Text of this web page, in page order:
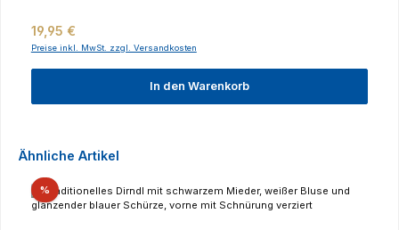
Regulärer Preis:
19,95 €
Preise inkl. MwSt. zzgl. Versandkosten
In den Warenkorb
Produktgalerie überspringen
Ähnliche Artikel
%Rabatt